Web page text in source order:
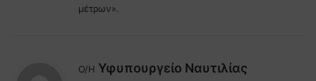
μέτρων».
Ο/Η Υφυπουργείο Ναυτιλίας